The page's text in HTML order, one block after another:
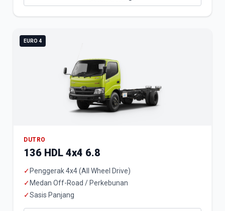
EURO 4
DUTRO
136 HDL 4x4 6.8
✓ Penggerak 4x4 (All Wheel Drive)
✓ Medan Off-Road / Perkebunan
✓Sasis Panjang